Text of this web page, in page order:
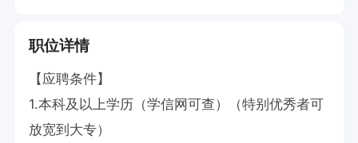
职位详情
【应聘条件】
1.本科及以上学历（学信网可查）（特别优秀者可
放宽到大专）